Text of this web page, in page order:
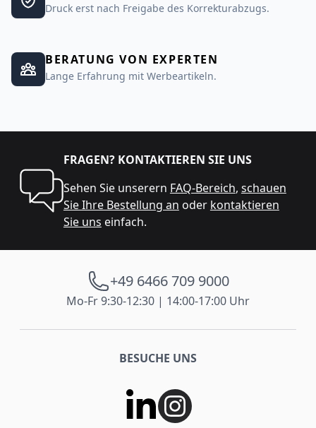
Druck erst nach Freigabe des Korrekturabzugs.
BERATUNG VON EXPERTEN
Lange Erfahrung mit Werbeartikeln.
FRAGEN? KONTAKTIEREN SIE UNS
Sehen Sie unserern FAQ-Bereich, schauen
Sie Ihre Bestellung an oder kontaktieren
Sie uns einfach.
+49 6466 709 9000
Mo-Fr 9:30-12:30 | 14:00-17:00 Uhr
BESUCHE UNS